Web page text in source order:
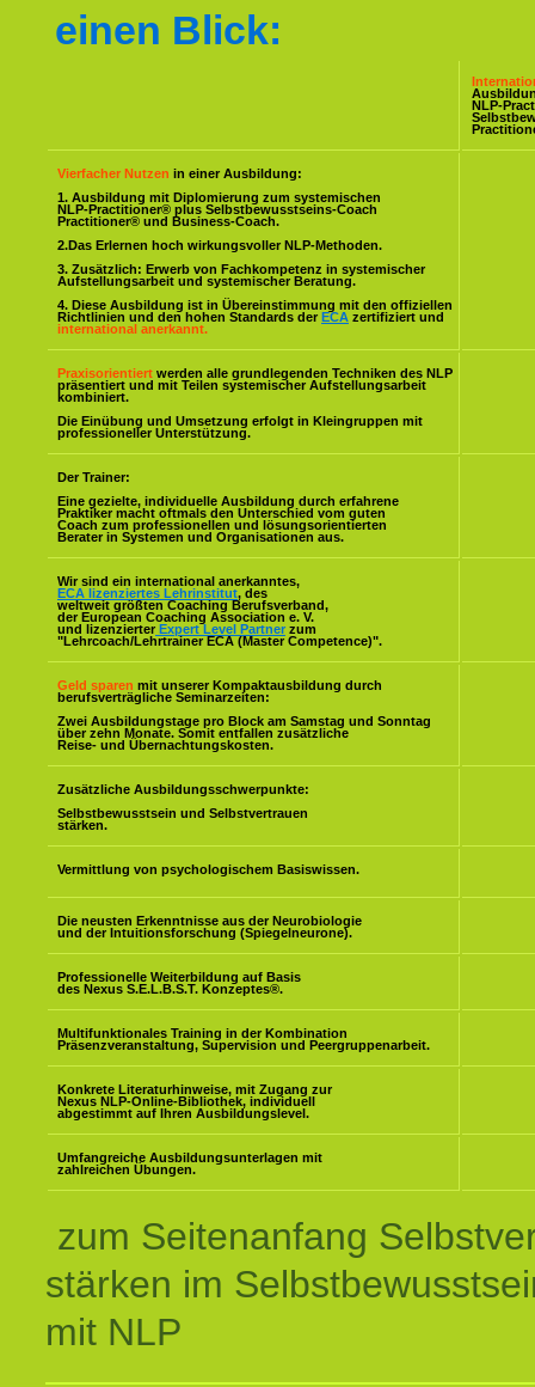
einen Blick:
NLP-
Vierfacher Nutzen in einer Ausbildung:
1. Ausbildung mit Diplomierung zum systemischen
NLP-Practitioner® plus Selbstbewusstseins-Coach
Practitioner® und Business-Coach.
2.Das Erlernen hoch wirkungsvoller NLP-Methoden.
3. Zusätzlich: Erwerb von Fachkompetenz in systemischer
Aufstellungsarbeit und systemischer Beratung.
4. Diese Ausbildung ist in Übereinstimmung mit den offiziellen
Richtlinien und den hohen Standards der ECA zertifiziert und
international anerkannt.
Praxisorientiert werden alle grundlegenden Techniken des NLP
präsentiert und mit Teilen systemischer Aufstellungsarbeit
kombiniert.
Die Einübung und Umsetzung erfolgt in Kleingruppen mit
professioneller Unterstützung.
Der Trainer:
Eine gezielte, individuelle Ausbildung durch erfahrene
Praktiker macht oftmals den Unterschied vom guten
Coach zum professionellen und lösungsorientierten
Berater in Systemen und Organisationen aus.
Wir sind ein international anerkanntes,
ECA lizenziertes Lehrinstitut, des
weltweit größten Coaching Berufsverband,
der European Coaching Association e. V.
und lizenzierter Expert Level Partner zum
"Lehrcoach/Lehrtrainer ECA (Master Competence)".
Geld sparen mit unserer Kompaktausbildung durch
berufsverträgliche Seminarzeiten:
Zwei Ausbildungstage pro Block am Samstag und Sonntag
über zehn Monate. Somit entfallen zusätzliche
Reise- und Übernachtungskosten.
Zusätzliche Ausbildungsschwerpunkte:
Selbstbewusstsein und Selbstvertrauen
stärken.
Vermittlung von psychologischem Basiswissen.
Die neusten Erkenntnisse aus der Neurobiologie
und der Intuitionsforschung (Spiegelneurone).
Professionelle Weiterbildung auf Basis
des Nexus S.E.L.B.S.T. Konzeptes®.
Multifunktionales Training in der Kombination
Präsenzveranstaltung, Supervision und Peergruppenarbeit.
Konkrete Literaturhinweise, mit Zugang zur
Nexus NLP-Online-Bibliothek, individuell
abgestimmt auf Ihren Ausbildungslevel.
Umfangreiche Ausbildungsunterlagen mit
zahlreichen Übungen.
zum Seitenanfang
stärken im
mit NLP